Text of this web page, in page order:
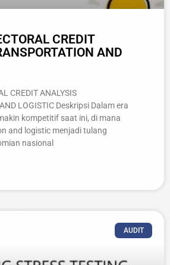
CREDIT
AND
CREDIT ANALYSIS
LOGISTIC Deskripsi Dalam era
kompetitif saat ini, di mana
and logistic menjadi tulang
nasional
AUDIT